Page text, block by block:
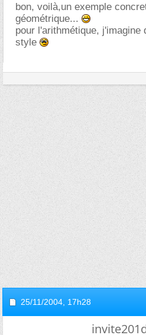
bon, voilà,un exemple
géométrique...
pour l'arithmétique, j'imagine
style
25/11/2004, 17h28